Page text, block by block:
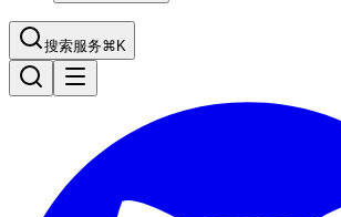
搜索服务⌘K